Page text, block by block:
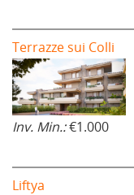
Terrazze sui Colli
Inv. Min.:€1.000
Liftya